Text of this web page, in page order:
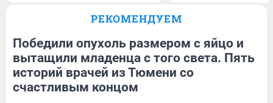
РЕКОМЕНДУЕМ
Победили опухоль размером с яйцо и
вытащили младенца с того света. Пять
историй врачей из Тюмени со
счастливым концом